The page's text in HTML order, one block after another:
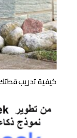
كيفية تدريب